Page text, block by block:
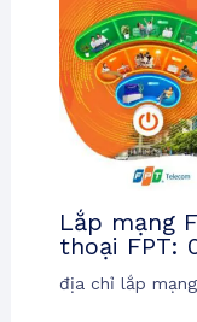
Lắp mạng
thoại FPT:
địa chỉ lắp